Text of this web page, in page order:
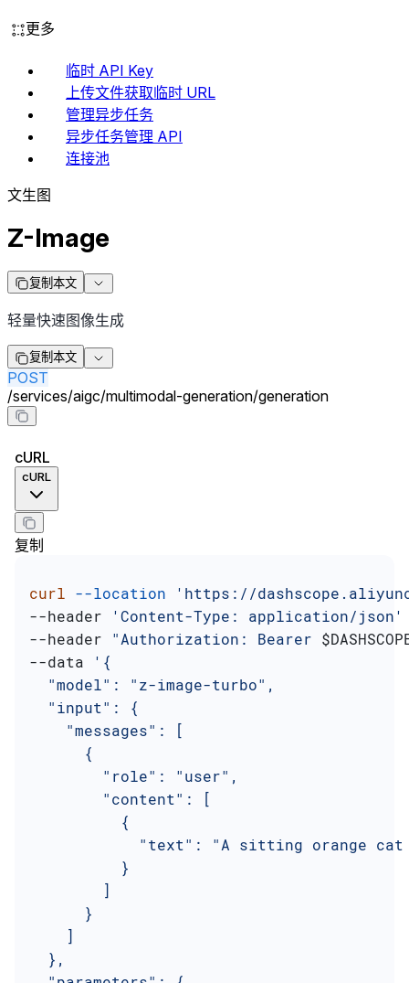
更多
临时 API Key
上传文件获取临时 URL
管理异步任务
异步任务管理 API
连接池
文生图
Z-Image
复制本文
轻量快速图像生成
复制本文
POST
/services/aigc/multimodal-generation/generation
cURL
cURL
复制
curl --location 'https://
--header
'Content-Type: application/json'
--header "Authorization: Bearer
--data
'{
  "model": "z-image-turbo",
  "input": {
    "messages": [
      {
        "role": "user",
        "content": [
          {
"text": "A sitting orange
          }
        ]
      }
    ]
  },